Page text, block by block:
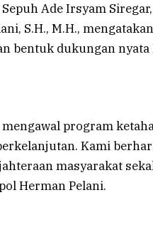
Ade Irsyam
S.H., M.H.,
bentuk dukungan
program
Kami
masyarakat
Herman Pelani.